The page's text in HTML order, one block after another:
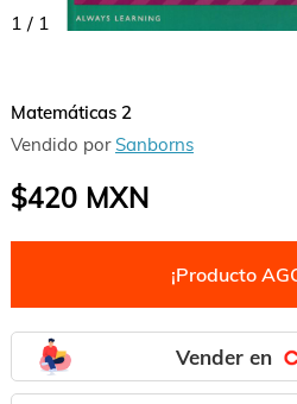
1 / 1
Matemáticas 2
Vendido por Sanborns
$420MXN
¡Producto
Vender en